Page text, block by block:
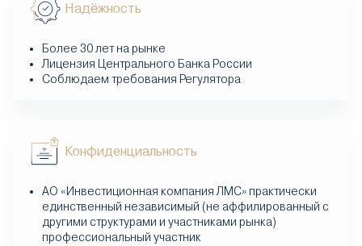
Надёжность
Более 30 лет на рынке
Лицензия Центрального Банка России
Соблюдаем требования Регулятора
Конфиденциальность
АО «Инвестиционная компания ЛМС» практически
единственный независимый (не аффилированный с
другими структурами и участниками рынка)
профессиональный участник